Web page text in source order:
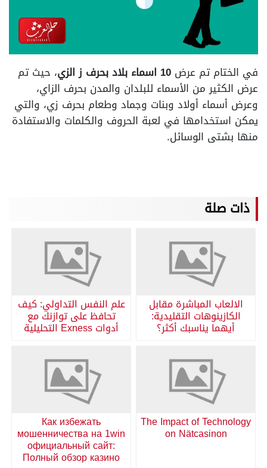
في الختام تم عرض 10 اسماء بلاد بحرف ز الزي
، حيث تم
عرض الكثير من الأسماء للبلدان والمدن بحرف الزاي،
وعرض أسماء أولاد وبنات وجماد وطعام بحرف زي، والتي
يمكن استخدامها في لعبة الحروف والكلمات والاستفادة
منها بشتى الوسائل.
ذات صلة
الالعاب المباشرة مقابل
الكازينوهات التقليدية:
أيهما يناسبك أكثر؟
علم النفس التداولي: كيف
تحافظ على توازنك مع
أدوات Exness التحليلية
The Impact of Technology
on Nätcasinon
Как избежать
мошенничества на 1win
официальный сайт:
Полный обзор казино